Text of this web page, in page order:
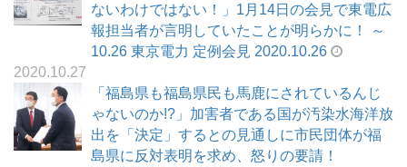
ないわけではない！」1月14日の会見で東電広
報担当者が言明していたことが明らかに！ ～
10.26 東京電力 定例会見 2020.10.26
2020.10.27
「福島県も福島県民も馬鹿にされているんじ
ゃないのか!?」加害者である国が汚染水海洋放
出を「決定」するとの見通しに市民団体が福
島県に反対表明を求め、怒りの要請！